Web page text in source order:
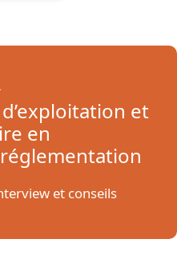
et
en
et conseils